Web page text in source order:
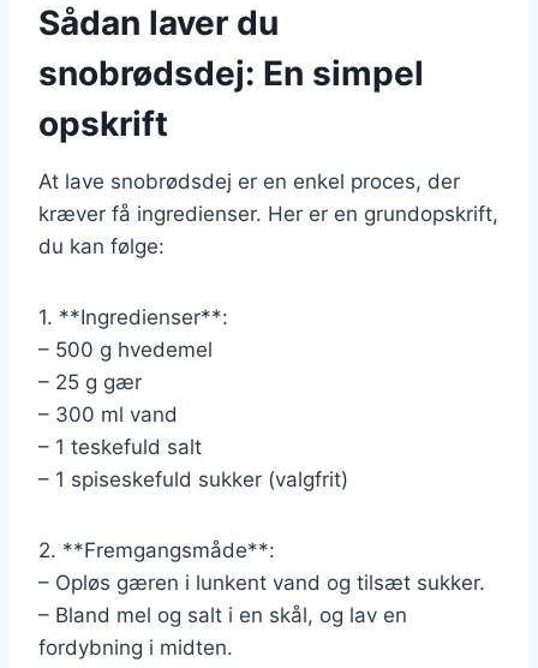
Sådan laver du
snobrødsdej: En simpel
opskrift
At lave snobrødsdej er en enkel proces, der
kræver få ingredienser. Her er en grundopskrift,
du kan følge:
1. **Ingredienser**:
– 500 g hvedemel
– 25 g gær
– 300 ml vand
– 1 teskefuld salt
– 1 spiseskefuld sukker (valgfrit)
2. **Fremgangsmåde**:
– Opløs gæren i lunkent vand og tilsæt sukker.
– Bland mel og salt i en skål, og lav en
fordybning i midten.